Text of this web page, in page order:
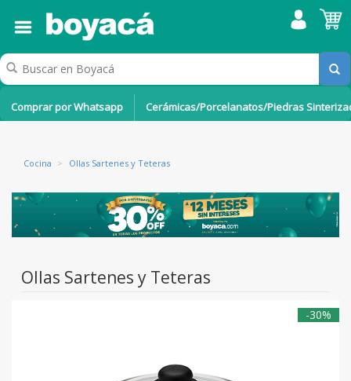
Comprar por Whatsapp Cerámicas/Porcelanatos/Piedras
Cocina > Ollas Sartenes y Teteras
Ollas Sartenes y Teteras
-30%